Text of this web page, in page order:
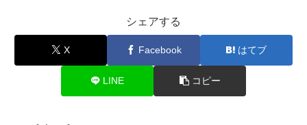
シェアする
X Facebook はてブ
LINE コピー